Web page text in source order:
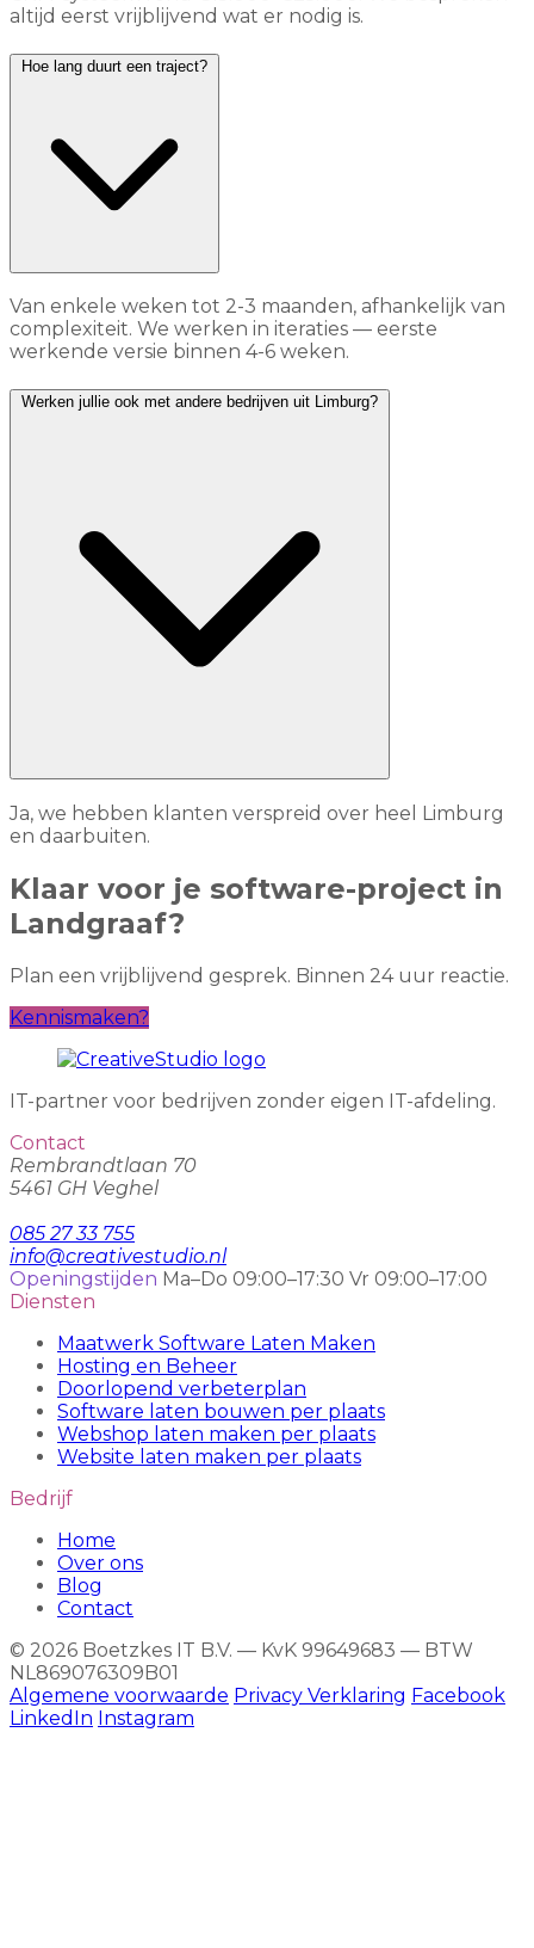
altijd eerst vrijblijvend wat er nodig is.
Hoe lang duurt een traject?
Van enkele weken tot 2-3 maanden, afhankelijk van
complexiteit. We werken in iteraties — eerste
werkende versie binnen 4-6 weken.
Werken jullie ook met andere bedrijven uit Limburg?
Ja, we hebben klanten verspreid over heel Limburg
en daarbuiten.
Klaar voor je software-project in
Landgraaf?
Plan een vrijblijvend gesprek. Binnen 24 uur reactie.
Kennismaken?
IT-partner voor bedrijven zonder eigen IT-afdeling.
Contact
Rembrandtlaan 70
5461 GH Veghel
085 27 33 755
info@creativestudio.nl
Openingstijden Ma–Do 09:00–17:30 Vr 09:00–17:00
Diensten
Maatwerk Software Laten Maken
Hosting en Beheer
Doorlopend verbeterplan
Software laten bouwen per plaats
Webshop laten maken per plaats
Website laten maken per plaats
Bedrijf
Home
Over ons
Blog
Contact
© 2026 Boetzkes IT B.V. — KvK 99649683 — BTW
NL869076309B01
Algemene voorwaarde Privacy Verklaring Facebook
LinkedIn Instagram